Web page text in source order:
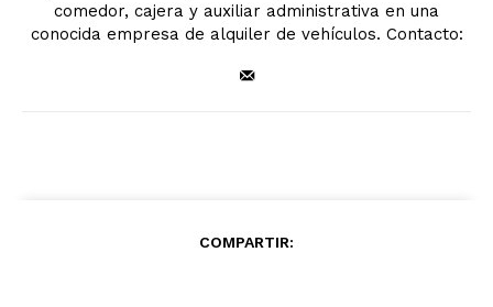
comedor, cajera y auxiliar administrativa en una
conocida empresa de alquiler de vehículos. Contacto:
COMPARTIR: